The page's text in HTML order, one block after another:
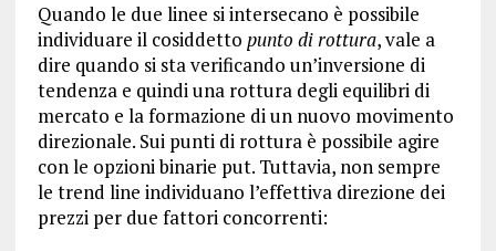
Quando le due linee si intersecano è possibile
individuare il cosiddetto punto di rottura, vale a
dire quando si sta verificando un’inversione di
tendenza e quindi una rottura degli equilibri di
mercato e la formazione di un nuovo movimento
direzionale. Sui punti di rottura è possibile agire
con le opzioni binarie put. Tuttavia, non sempre
le trend line individuano l’effettiva direzione dei
prezzi per due fattori concorrenti: